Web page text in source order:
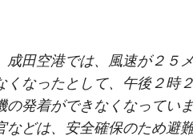
田空港では、風速が２５
なったとして、午後２時
発着ができなくなってい
どは、安全確保のため避